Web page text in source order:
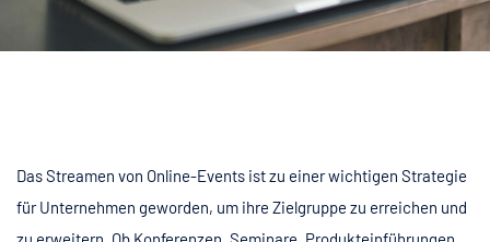
Das Streamen von Online-Events ist zu einer wichtigen Strategie
für Unternehmen geworden, um ihre Zielgruppe zu erreichen und